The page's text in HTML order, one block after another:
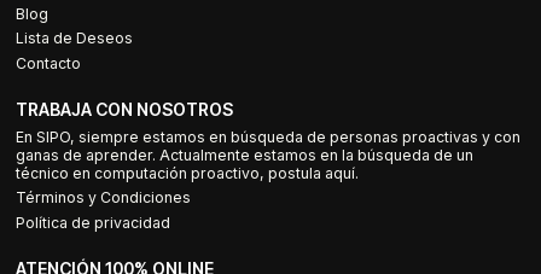
Blog
Lista de Deseos
Contacto
TRABAJA CON NOSOTROS
En SIPO, siempre estamos en búsqueda de personas proactivas y con
ganas de aprender. Actualmente estamos en la búsqueda de un
técnico en computación proactivo, postula aquí.
Términos y Condiciones
Política de privacidad
ATENCIÓN 100% ONLINE